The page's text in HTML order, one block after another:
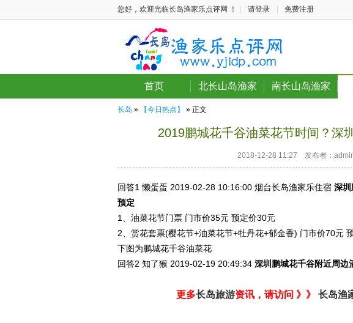
您好，欢迎光临长岛渔家乐点评网 ！ 请登录 免费注册
首页 北长山岛渔家 南长山岛渔家
长岛 » 【今日热点】 » 正文
2019鹏城花千谷油菜花节时间？深
2018-12-28 11:27 发布者：
回答1 懒蛋蛋 2019-02-28 10:16:00 烟台长岛渔家乐住宿 深圳
预定
1、油菜花节门票 门市价35元 预定价30元
2、赏花套票(樱花节+油菜花节+牡丹花+郁金香) 门市价70元
下图为鹏城花千谷油菜花
回答2 知了猴 2019-02-19 20:49:34 深圳鹏城花千谷附近周边
更多长岛旅游资讯，请访问 》》 长岛渔